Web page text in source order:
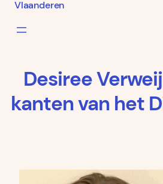
Vlaanderen
Desiree
kanten van het